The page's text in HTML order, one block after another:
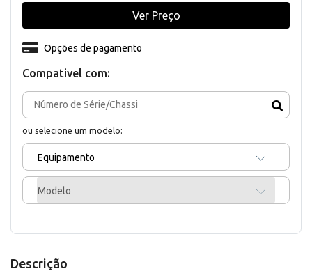
Compativel com:
ou selecione um modelo:
Equipamento
Modelo
Opções de pagamento
Ver Preço
Descrição